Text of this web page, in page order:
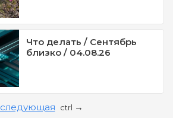
Что делать / Сентябрь
близко / 04.08.26
следующая ctrl →